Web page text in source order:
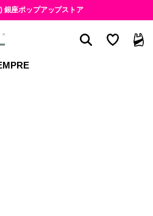
銀座ポップアップストア